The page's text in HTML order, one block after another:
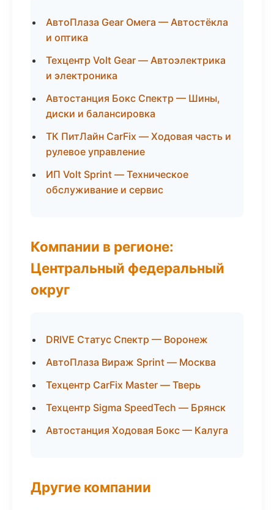
АвтоПлаза Gear Омега — Автостёкла
и оптика
Техцентр Volt Gear — Автоэлектрика
и электроника
Автостанция Бокс Спектр — Шины,
диски и балансировка
ТК ПитЛайн CarFix — Ходовая часть и
рулевое управление
ИП Volt Sprint — Техническое
обслуживание и сервис
Компании в регионе:
Центральный федеральный
округ
DRIVE Статус Спектр — Воронеж
АвтоПлаза Вираж Sprint — Москва
Техцентр CarFix Master — Тверь
Техцентр Sigma SpeedTech — Брянск
Автостанция Ходовая Бокс — Калуга
Другие компании